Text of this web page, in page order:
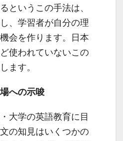
というこの手法は、
、学習者が自分の理
会を作ります。日本
使われていないこの
ます。
への示唆
大学の英語教育に目
の知見はいくつかの